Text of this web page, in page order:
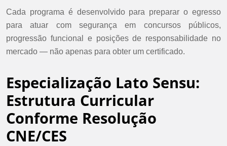
Cada programa é desenvolvido para preparar o egresso
para atuar com segurança em concursos públicos,
progressão funcional e posições de responsabilidade no
mercado — não apenas para obter um certificado.
Especialização Lato Sensu:
Estrutura Curricular
Conforme Resolução
CNE/CES